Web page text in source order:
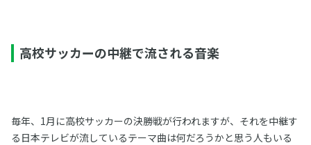
高校サッカーの中継で流される音楽
毎年、1月に高校サッカーの決勝戦が行われますが、それを中継す
る日本テレビが流しているテーマ曲は何だろうかと思う人もいる